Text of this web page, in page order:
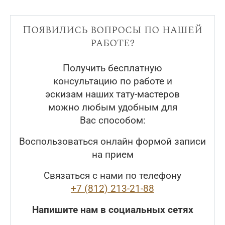
Появились вопросы по нашей
работе?
Получить бесплатную
консультацию по работе и
эскизам наших тату-мастеров
можно любым удобным для
Вас способом:
Воспользоваться онлайн формой записи
на прием
Связаться с нами по телефону
+7 (812) 213-21-88
Напишите нам в социальных сетях